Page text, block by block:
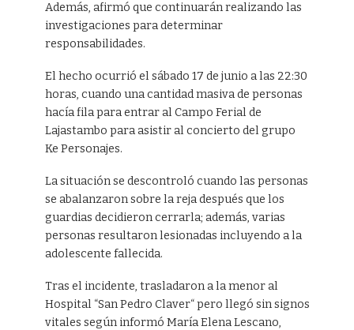
Además, afirmó que continuarán realizando las
investigaciones para determinar
responsabilidades.
El hecho ocurrió el sábado 17 de junio a las 22:30
horas, cuando una cantidad masiva de personas
hacía fila para entrar al Campo Ferial de
Lajastambo para asistir al concierto del grupo
Ke Personajes.
La situación se descontroló cuando las personas
se abalanzaron sobre la reja después que los
guardias decidieron cerrarla; además, varias
personas resultaron lesionadas incluyendo a la
adolescente fallecida.
Tras el incidente, trasladaron a la menor al
Hospital “San Pedro Claver“ pero llegó sin signos
vitales según informó María Elena Lescano,